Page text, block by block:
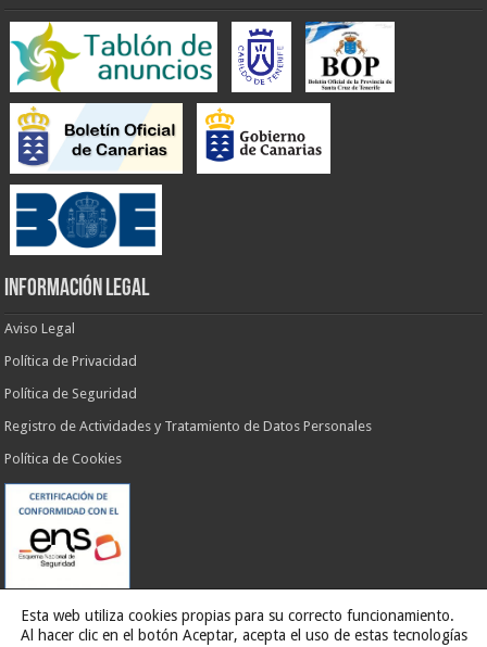
INFORMACIÓN LEGAL
Aviso Legal
Política de Privacidad
Política de Seguridad
Registro de Actividades y Tratamiento de Datos Personales
Política de Cookies
Esta web utiliza cookies propias para su correcto funcionamiento.
Al hacer clic en el botón Aceptar, acepta el uso de estas tecnologías